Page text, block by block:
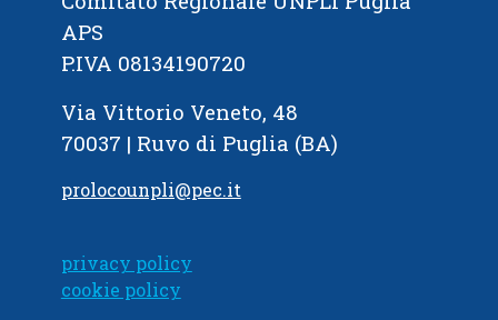
APS
P.IVA 08134190720
Via Vittorio Veneto, 48
70037 | Ruvo di Puglia (BA)
prolocounpli@pec.it
privacy policy
cookie policy